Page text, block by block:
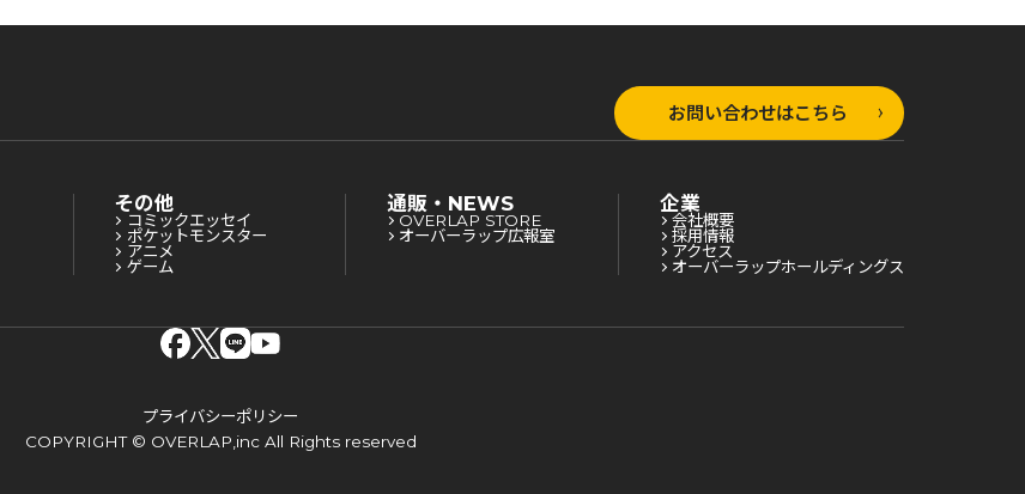
お問い合わせはこちら
その他
コミックエッセイ
ポケットモンスター
アニメ
ゲーム
通販・NEWS
OVERLAP STORE
オーバーラップ広報室
企業
会社概要
採用情報
アクセス
オーバーラップホールディングス
プライバシーポリシー
COPYRIGHT © OVERLAP,inc All Rights reserved